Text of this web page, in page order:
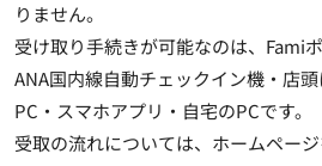
りません。
受け取り手続きが可能なのは、Fami
ANA国内線自動チェックイン機・店
PC・スマホアプリ・自宅のPCです。
受取の流れについては、ホームページ